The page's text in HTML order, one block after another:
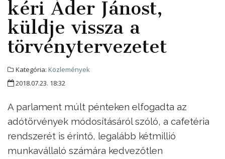
kéri Áder Jánost,
küldje vissza a
törvénytervezetet
Kategória: Közlemények
2018.07.23. 18:32
A parlament múlt pénteken elfogadta az
adótörvények módosításáról szóló, a cafetéria
rendszerét is érintő, legalább kétmillió
munkavállaló számára kedvezőtlen